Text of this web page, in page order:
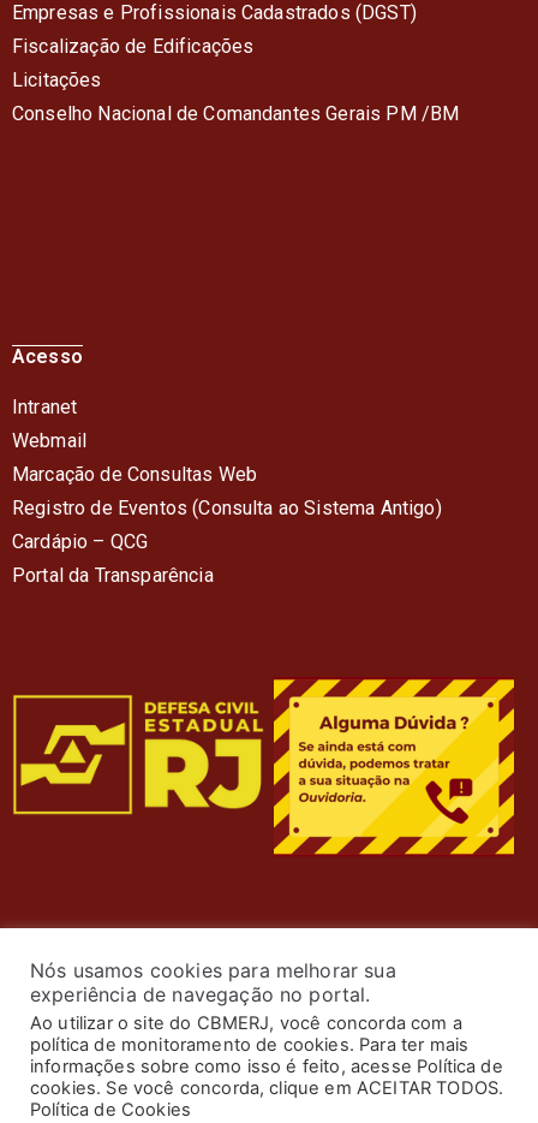
Empresas e Profissionais Cadastrados (DGST)
Fiscalização de Edificações
Licitações
Conselho Nacional de Comandantes Gerais PM /BM
Acesso
Intranet
Webmail
Marcação de Consultas Web
Registro de Eventos (Consulta ao Sistema Antigo)
Cardápio – QCG
Portal da Transparência
© 2024 Corpo de Bombeiros Militar do Estado do Rio de
Nós usamos cookies para melhorar sua
experiência de navegação no portal.
Ao utilizar o site do CBMERJ, você concorda com a
política de monitoramento de cookies. Para ter mais
informações sobre como isso é feito, acesse Política de
cookies. Se você concorda, clique em ACEITAR TODOS.
Política de Cookies